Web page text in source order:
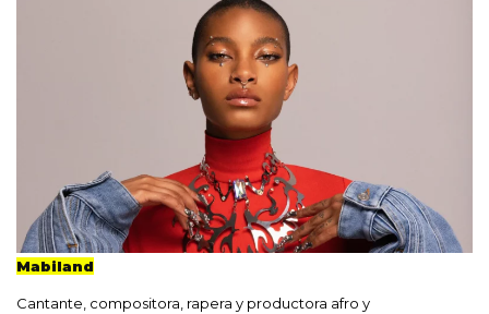
Mabiland
Cantante, compositora, rapera y productora afro y